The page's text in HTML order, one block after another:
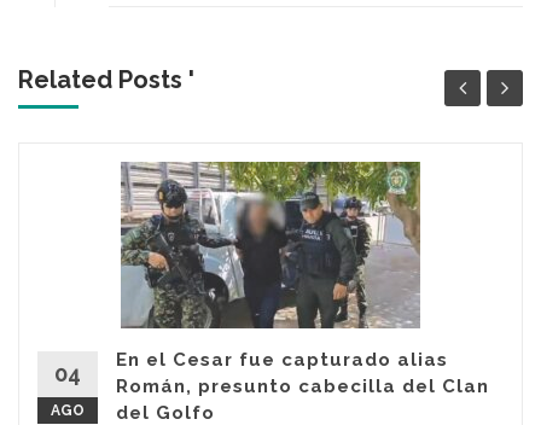
Related Posts '
04
AGO
En el Cesar fue capturado alias
Román, presunto cabecilla del Clan
del Golfo